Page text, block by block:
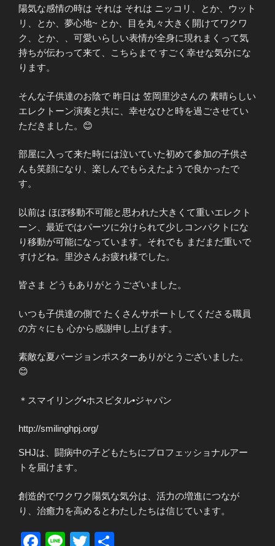
陽気な感情の時は それは それは ニッコリ、とか、ウット
リ、とか、夢心地~ とか、目を丸々大きく開けてワクワ
ク、とか、、可愛いらしい表情が全身に現れまくって気
持ちが伝わって来て、こちらまで すごく幸せな気分にな
ります。
そんな子供達のお陰で 昨日は 笠岡里沙さんの 素晴らしい
エレクトーン演奏と共に、幸せなひと時を過ごさせてい
ただきました。😊
部屋に入って来た時には泣いていた初めて参加の子供さ
んも笑顔になり、楽しんでもらえたようで良かったで
す。
以前は ほぼ移動不可能と思われた大きくて重いエレクト
ーン、最近ではパーツに分けられて少しコンパクトにな
り移動が可能になっています。それでも まだまだ重いで
すけどね。里沙さんお疲れ様でした。
皆さま どうもありがとうございました。
いつも子供達の側で たくさんサポートしてくださる職員
の方々にも 心から感謝申し上げます。
素敵な夏バージョンポスターありがとうございました。
😊
＊スマイリング•ホスピタル•ジャパン
http://smilinghpj.org/
SHJは、闘病中の⼦どもたちにプロフェッショナルアー
トを届けます。
創造的でワクワク陽気な気分は、活力の増進につなが
り、治癒力を高めるとわたしたちは信じています。